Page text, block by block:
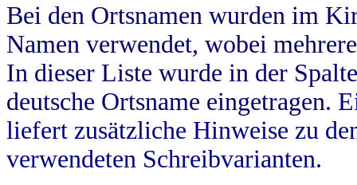
Bei den Ortsnamen wurden im
Namen verwendet, wobei
In dieser Liste wurde in der
deutsche Ortsname eingetragen.
liefert zusätzliche Hinweise zu
verwendeten Schreibvarianten.